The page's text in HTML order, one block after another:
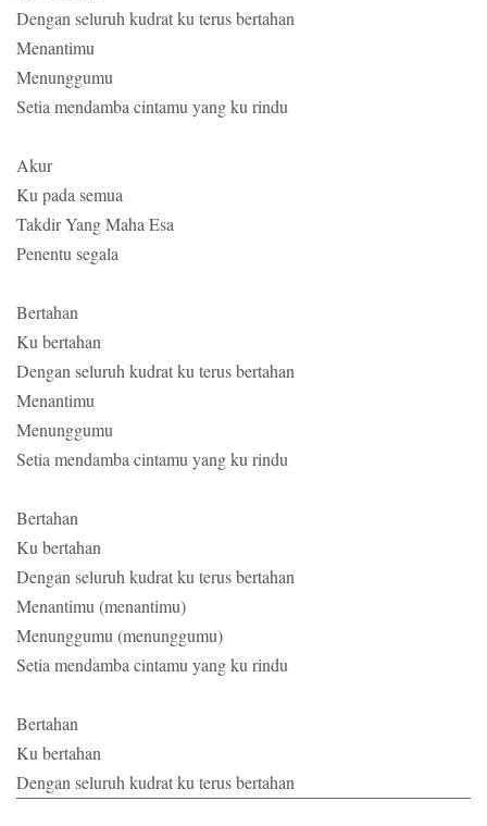
Dengan seluruh kudrat ku terus bertahan
Menantimu
Menunggumu
Setia mendamba cintamu yang ku rindu
Akur
Ku pada semua
Takdir Yang Maha Esa
Penentu segala
Bertahan
Ku bertahan
Dengan seluruh kudrat ku terus bertahan
Menantimu
Menunggumu
Setia mendamba cintamu yang ku rindu
Bertahan
Ku bertahan
Dengan seluruh kudrat ku terus bertahan
Menantimu (menantimu)
Menunggumu (menunggumu)
Setia mendamba cintamu yang ku rindu
Bertahan
Ku bertahan
Dengan seluruh kudrat ku terus bertahan